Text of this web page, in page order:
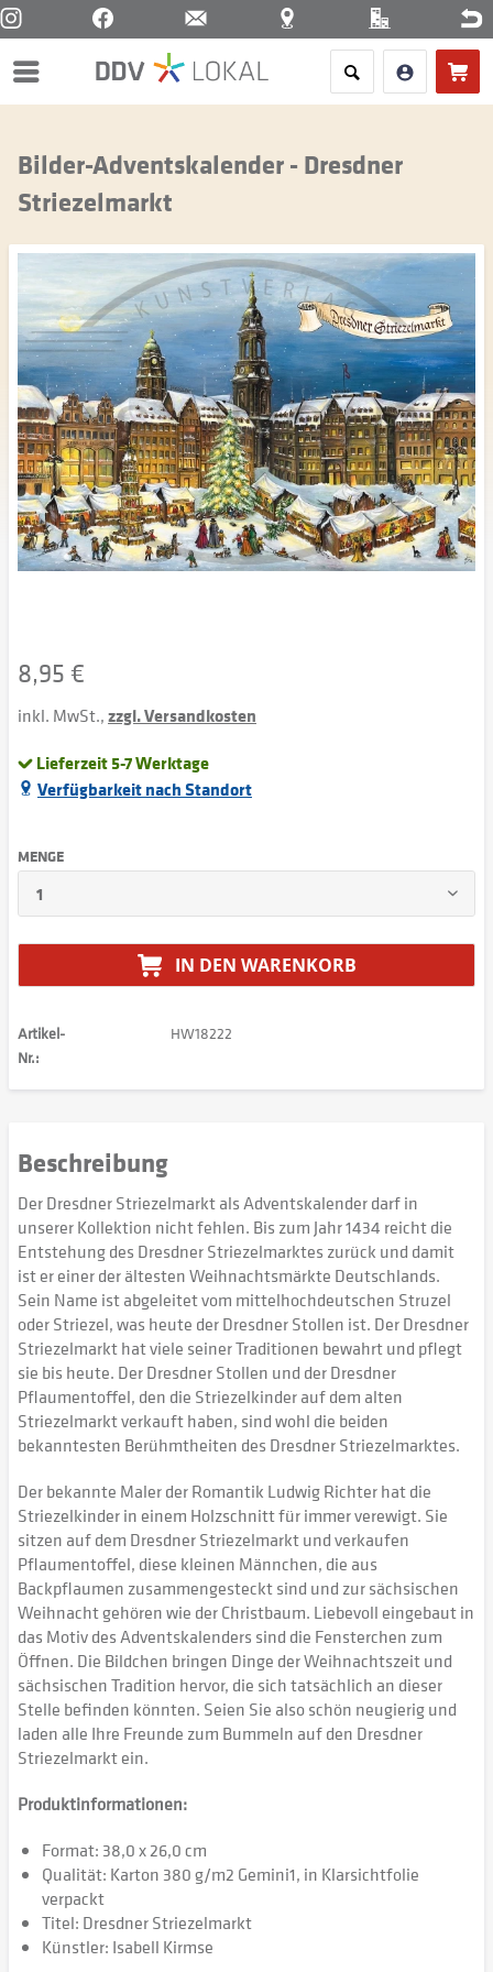
Menü
Bilder-Adventskalender - Dresdner
Striezelmarkt
8,95 €
inkl. MwSt.,zzgl. Versandkosten
Lieferzeit 5-7 Werktage
Verfügbarkeit nach Standort
MENGE
IN DEN WARENKORB
Artikel-
Nr.:
HW18222
Beschreibung
Der Dresdner Striezelmarkt als Adventskalender darf in
unserer Kollektion nicht fehlen. Bis zum Jahr 1434 reicht die
Entstehung des Dresdner Striezelmarktes zurück und damit
ist er einer der ältesten Weihnachtsmärkte Deutschlands.
Sein Name ist abgeleitet vom mittelhochdeutschen Struzel
oder Striezel, was heute der Dresdner Stollen ist. Der Dresdner
Striezelmarkt hat viele seiner Traditionen bewahrt und pflegt
sie bis heute. Der Dresdner Stollen und der Dresdner
Pflaumentoffel, den die Striezelkinder auf dem alten
Striezelmarkt verkauft haben, sind wohl die beiden
bekanntesten Berühmtheiten des Dresdner Striezelmarktes.
Der bekannte Maler der Romantik Ludwig Richter hat die
Striezelkinder in einem Holzschnitt für immer verewigt. Sie
sitzen auf dem Dresdner Striezelmarkt und verkaufen
Pflaumentoffel, diese kleinen Männchen, die aus
Backpflaumen zusammengesteckt sind und zur sächsischen
Weihnacht gehören wie der Christbaum. Liebevoll eingebaut in
das Motiv des Adventskalenders sind die Fensterchen zum
Öffnen. Die Bildchen bringen Dinge der Weihnachtszeit und
sächsischen Tradition hervor, die sich tatsächlich an dieser
Stelle befinden könnten. Seien Sie also schön neugierig und
laden alle Ihre Freunde zum Bummeln auf den Dresdner
Striezelmarkt ein.
Produktinformationen:
Format: 38,0 x 26,0 cm
Qualität: Karton 380 g/m2 Gemini1, in Klarsichtfolie
verpackt
Titel: Dresdner Striezelmarkt
Künstler: Isabell Kirmse